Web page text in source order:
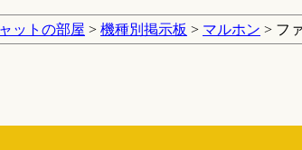
ットの部屋 > 機種別掲示板 > マルホン > フ